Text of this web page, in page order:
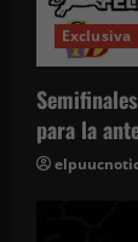
Exclusiva
para la